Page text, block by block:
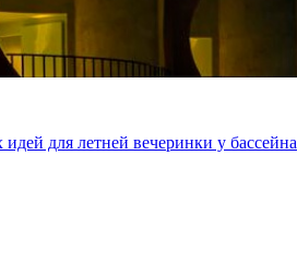
идей для летней вечеринки у бассейна